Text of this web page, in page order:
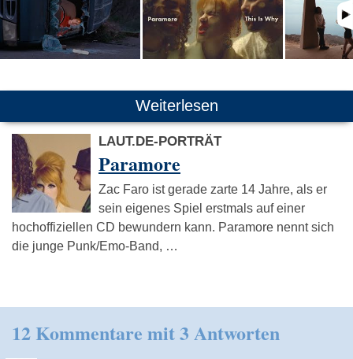
Weiterlesen
LAUT.DE-PORTRÄT
Paramore
Zac Faro ist gerade zarte 14 Jahre, als er
sein eigenes Spiel erstmals auf einer
hochoffiziellen CD bewundern kann. Paramore nennt sich
die junge Punk/Emo-Band, …
12 Kommentare mit 3 Antworten